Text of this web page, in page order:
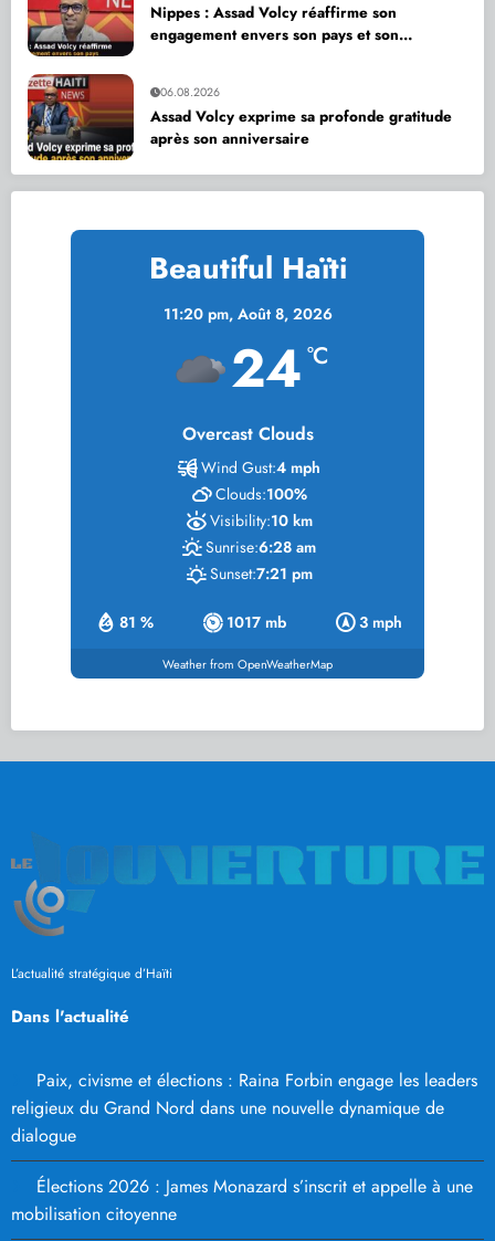
Nippes : Assad Volcy réaffirme son
engagement envers son pays et son
06.08.2026
Assad Volcy exprime sa profonde gratitude
après son anniversaire
Beautiful Haïti
11:20 pm, Août 8, 2026
24 °C
Overcast Clouds
81 % 1017 mb 3 mph
Wind Gust:4 mph
Clouds:100%
Visibility:10 km
Sunrise:6:28 am
Sunset:7:21 pm
Weather from OpenWeatherMap
L’actualité stratégique d’Haïti
Dans l'actualité
Paix, civisme et élections : Raina Forbin engage les leaders
religieux du Grand Nord dans une nouvelle dynamique de
dialogue
Élections 2026 : James Monazard s’inscrit et appelle à une
mobilisation citoyenne